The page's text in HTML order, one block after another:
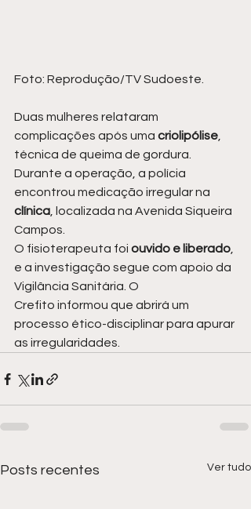
Foto: Reprodução/TV Sudoeste.
Duas mulheres relataram
complicações após uma criolipólise,
técnica de queima de gordura.
Durante a operação, a polícia
encontrou medicação irregular na
clínica, localizada na Avenida Siqueira
Campos.
O fisioterapeuta foi ouvido e liberado,
e a investigação segue com apoio da
Vigilância Sanitária. O
Crefito informou que abrirá um
processo ético-disciplinar para apurar
as irregularidades.
Posts recentes Ver tudo